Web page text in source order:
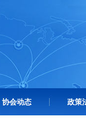
协会动态 政策